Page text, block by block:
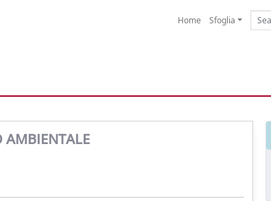
Home Sfoglia
AMBIENTALE